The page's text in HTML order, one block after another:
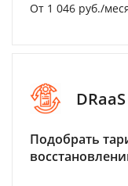
От 1 046 руб./
DRaaS
Подобрать